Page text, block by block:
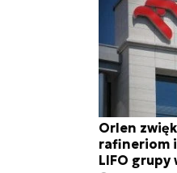
Orlen
rafineriom i
LIFO grupy